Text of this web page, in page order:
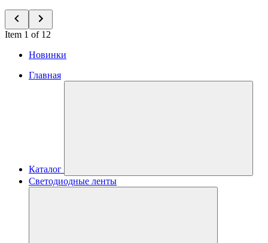
Item 1 of 12
Новинки
Главная
Каталог
Светодиодные ленты